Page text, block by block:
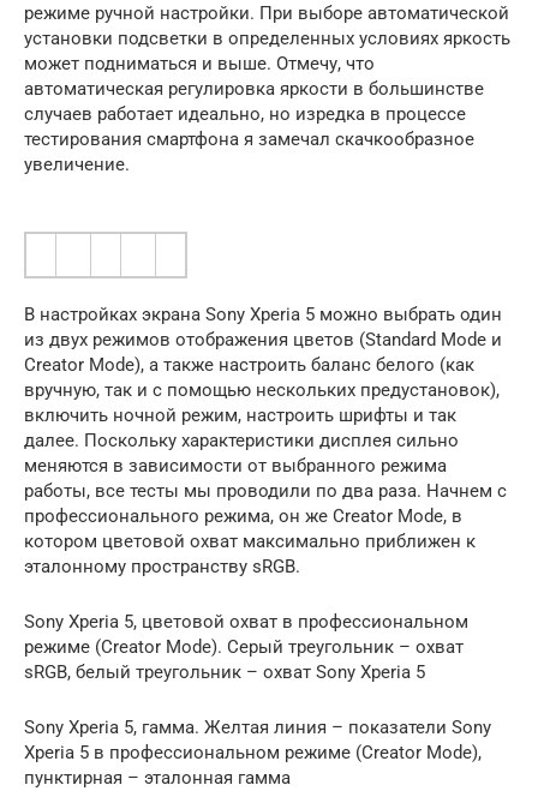
режиме ручной настройки. При выборе автоматической
установки подсветки в определенных условиях яркость
может подниматься и выше. Отмечу, что
автоматическая регулировка яркости в большинстве
случаев работает идеально, но изредка в процессе
тестирования смартфона я замечал скачкообразное
увеличение.
В настройках экрана Sony Xperia 5 можно выбрать один
из двух режимов отображения цветов (Standard Mode и
Creator Mode), а также настроить баланс белого (как
вручную, так и с помощью нескольких предустановок),
включить ночной режим, настроить шрифты и так
далее. Поскольку характеристики дисплея сильно
меняются в зависимости от выбранного режима
работы, все тесты мы проводили по два раза. Начнем с
профессионального режима, он же Creator Mode, в
котором цветовой охват максимально приближен к
эталонному пространству sRGB.
Sony Xperia 5, цветовой охват в профессиональном
режиме (Creator Mode). Серый треугольник – охват
sRGB, белый треугольник – охват Sony Xperia 5
Sony Xperia 5, гамма. Желтая линия – показатели Sony
Xperia 5 в профессиональном режиме (Creator Mode),
пунктирная – эталонная гамма